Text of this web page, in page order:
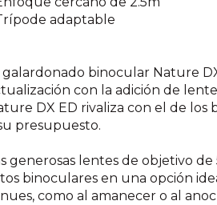
adaptable
galardonado binocular Nature
con la adición de
DX ED rivaliza con el de los
presupuesto.
generosas lentes de objetivo
binoculares en una opción
como al amanecer o al